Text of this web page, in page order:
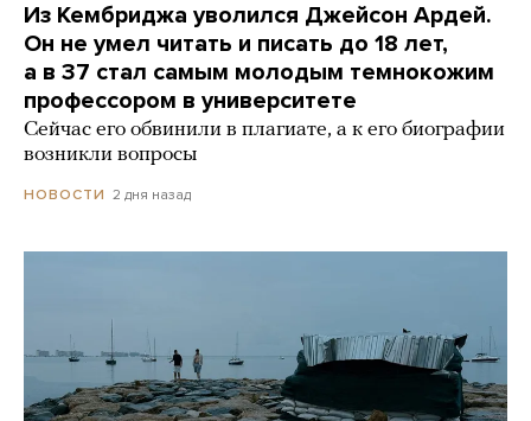
Из Кембриджа уволился Джейсон Ардей.
Он не умел читать и писать до 18 лет,
а в 37 стал самым молодым темнокожим
профессором в университете
Сейчас его обвинили в плагиате, а к его биографии
возникли вопросы
НОВОСТИ 2 дня назад